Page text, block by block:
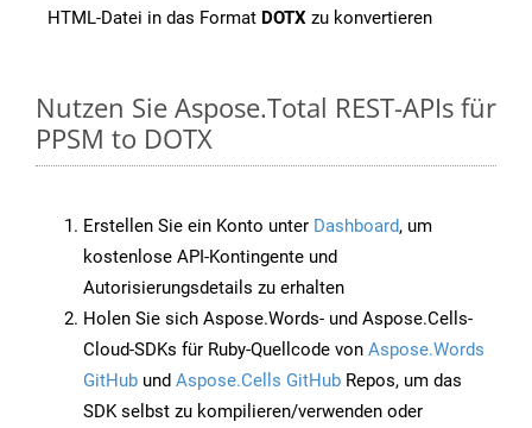
HTML-Datei in das Format DOTX zu konvertieren
Nutzen Sie Aspose.Total REST-APIs für
PPSM to DOTX
Erstellen Sie ein Konto unter Dashboard, um
kostenlose API-Kontingente und
Autorisierungsdetails zu erhalten
Holen Sie sich Aspose.Words- und Aspose.Cells-
Cloud-SDKs für Ruby-Quellcode von Aspose.Words
GitHub und Aspose.Cells GitHub Repos, um das
SDK selbst zu kompilieren/verwenden oder